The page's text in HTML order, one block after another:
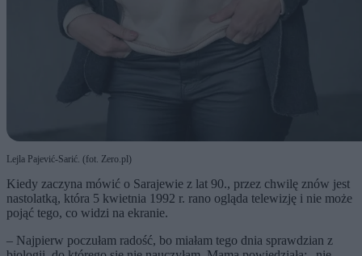
Lejla Pajević-Sarić. (fot. Zero.pl)
Kiedy zaczyna mówić o Sarajewie z lat 90., przez chwilę znów jest
nastolatką, która 5 kwietnia 1992 r. rano ogląda telewizję i nie może
pojąć tego, co widzi na ekranie.
– Najpierw poczułam radość, bo miałam tego dnia sprawdzian z